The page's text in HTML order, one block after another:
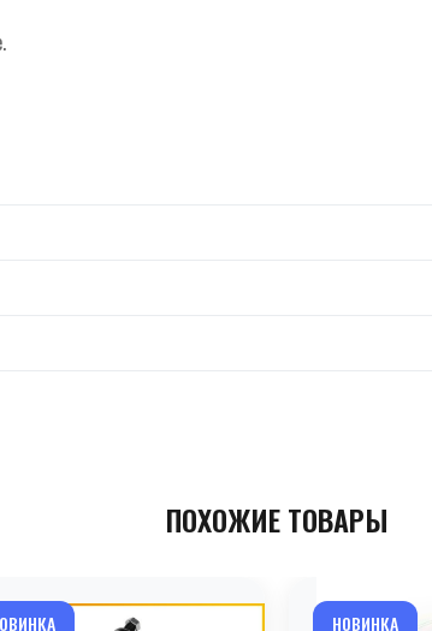
ПОХОЖИЕ ТОВАРЫ
НОВИНКА